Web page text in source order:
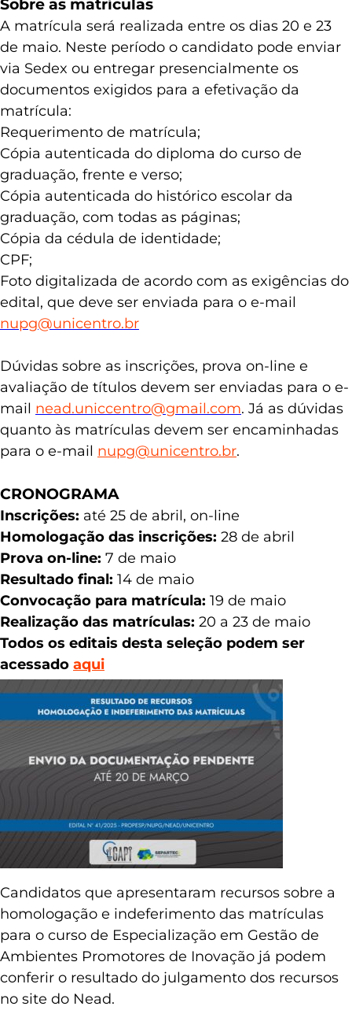
Sobre as matrículas
A matrícula será realizada entre os dias 20 e 23
de maio. Neste período o candidato pode enviar
via Sedex ou entregar presencialmente os
documentos exigidos para a efetivação da
matrícula:
Requerimento de matrícula;
Cópia autenticada do diploma do curso de
graduação, frente e verso;
Cópia autenticada do histórico escolar da
graduação, com todas as páginas;
Cópia da cédula de identidade;
CPF;
Foto digitalizada de acordo com as exigências do
edital, que deve ser enviada para o e-mail
nupg@unicentro.br
Dúvidas sobre as inscrições, prova on-line e
avaliação de títulos devem ser enviadas para o e-
mail nead.uniccentro@gmail.com. Já as dúvidas
quanto às matrículas devem ser encaminhadas
para o e-mail nupg@unicentro.br.
CRONOGRAMA
Inscrições: até 25 de abril, on-line
Homologação das inscrições: 28 de abril
Prova on-line: 7 de maio
Resultado final: 14 de maio
Convocação para matrícula: 19 de maio
Realização das matrículas: 20 a 23 de maio
Todos os editais desta seleção podem ser
acessado aqui
Candidatos que apresentaram recursos sobre a
homologação e indeferimento das matrículas
para o curso de Especialização em Gestão de
Ambientes Promotores de Inovação já podem
conferir o resultado do julgamento dos recursos
no site do Nead.